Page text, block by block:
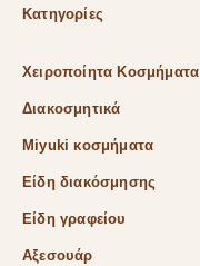
Κατηγορίες
Χειροποίητα Κοσμήματα
Διακοσμητικά
Miyuki κοσμήματα
Είδη διακόσμησης
Είδη γραφείου
Αξεσουάρ